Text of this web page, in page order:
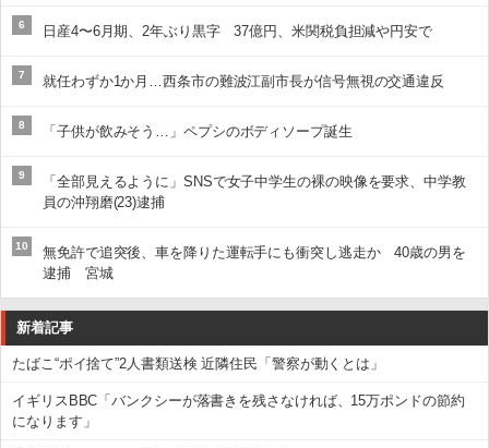
6 日産4〜6月期、2年ぶり黒字 37億円、米関税負担減や円安で
7 就任わずか1か月…西条市の難波江副市長が信号無視の交通違反
8 「子供が飲みそう…」ペプシのボディソープ誕生
9
「全部見えるように」SNSで女子中学生の裸の映像を要求、中学教
員の沖翔磨(23)逮捕
10
無免許で追突後、車を降りた運転手にも衝突し逃走か 40歳の男を
逮捕 宮城
新着記事
たばこ“ポイ捨て”2人書類送検 近隣住民「警察が動くとは」
イギリスBBC「バンクシーが落書きを残さなければ、15万ポンドの節約
になります」